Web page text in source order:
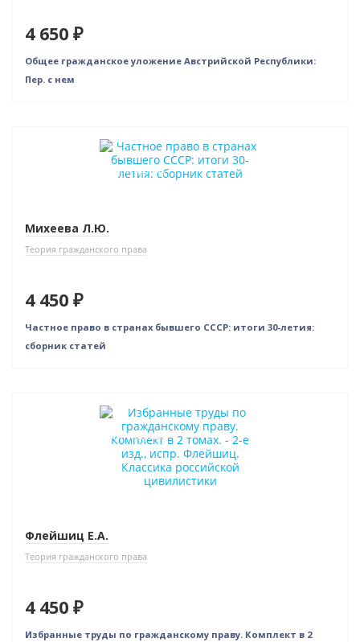
4 650 ₽
Общее гражданское уложение Австрийской Республики:
Пер. с нем
Индивидуальный подход
Михеева Л.Ю.
Теория гражданского права
4 450 ₽
Частное право в странах бывшего СССР: итоги 30-летия:
сборник статей
Индивидуальный подход
Флейшиц Е.А.
Теория гражданского права
4 450 ₽
Избранные труды по гражданскому праву. Комплект в 2